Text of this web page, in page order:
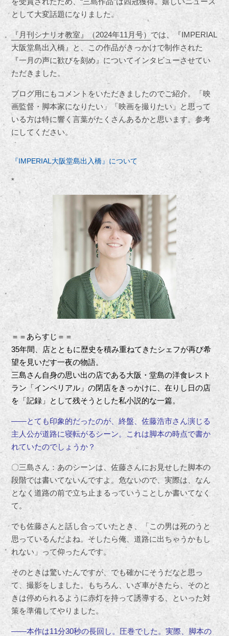
として大変話題になりました。
『月刊シナリオ教室』（2024年11月号）では、『IMPERIAL
大阪堂島出入橋』と、この作品がきっかけで制作された
『一月の声に歓びを刻め』についてインタビューさせてい
ただきました。
ブログ用にもコメントをいただきましたのでご紹介。「映
画監督・脚本家になりたい」「映画を撮りたい」と思って
いる方は特に響く言葉がたくさんあるかと思います。参考
にしてください。
『IMPERIAL大阪堂島出入橋』について
*
＝＝あらすじ＝＝
35年間、店とともに歴史を積み重ねてきたシェフが再び希
望を見いだす一夜の物語。
三島さん自身の思い出の店である大阪・堂島の洋食レスト
ラン「インペリアル」の閉店をきっかけに、在りし日の店
を「記録」として残そうとした私小説的な一篇。
――とても印象的だったのが、終盤、佐藤浩市さん演じる
主人公が道路に寝転がるシーン。これは脚本の時点で書か
れていたのでしょうか？
〇三島さん：あのシーンは、佐藤さんにお見せした脚本の
段階では書いてないんですよ。危ないので、実際は、なん
となく道路の前で立ち止まるっていうことしか書いてなく
て。
でも佐藤さんと話し合っていたとき、「この男は死のうと
思っているんだよね。そしたら俺、道路に出ちゃうかもし
れない」って仰ったんです。
そのときは驚いたんですが、でも確かにそうだなと思っ
て、撮影をしました。もちろん、いざ車がきたら、そのと
きは停められるように赤灯を持って誘導する、といった対
策を準備してやりました。
――本作は11分30秒の長回し。圧巻でした。実際、脚本の